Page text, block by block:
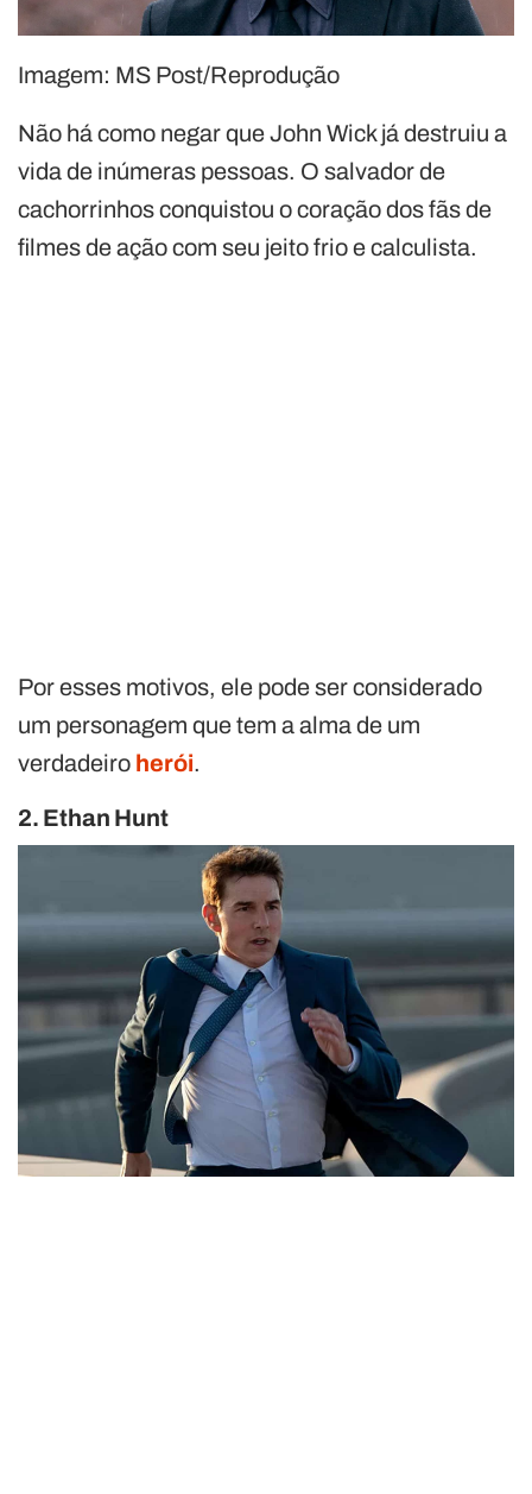
Imagem: MS Post/Reprodução
Não há como negar que John Wick já destruiu a
vida de inúmeras pessoas. O salvador de
cachorrinhos conquistou o coração dos fãs de
filmes de ação com seu jeito frio e calculista.
Por esses motivos, ele pode ser considerado
um personagem que tem a alma de um
verdadeiro herói.
2. Ethan Hunt